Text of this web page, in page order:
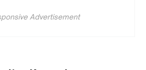
Advertisement